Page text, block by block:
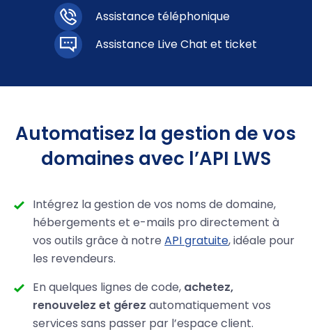
Assistance téléphonique
Assistance Live Chat et ticket
Automatisez la gestion de vos
domaines avec l’API LWS
Intégrez la gestion de vos noms de domaine,
hébergements et e-mails pro directement à
vos outils grâce à notreAPI gratuite, idéale pour
les revendeurs.
En quelques lignes de code, achetez,
renouvelez et gérez automatiquement vos
services sans passer par l’espace client.